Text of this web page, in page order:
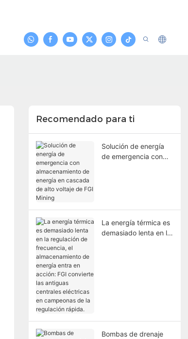
Contacto
Recomendado para ti
Solución de energía
de emergencia con
La energía térmica es
demasiado lenta en la
Bombas de drenaje